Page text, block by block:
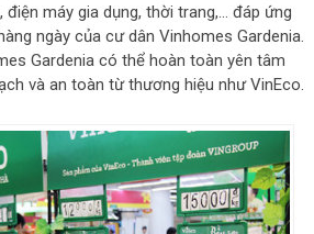
điện máy gia dụng, thời trang,… đáp ứng
ngày của cư dân Vinhomes Gardenia.
Gardenia có thể hoàn toàn yên tâm
và an toàn từ thương hiệu như VinEco.